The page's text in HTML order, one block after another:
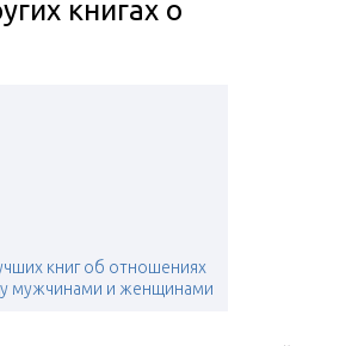
книгах о
книг об отношениях
мужчинами и женщинами